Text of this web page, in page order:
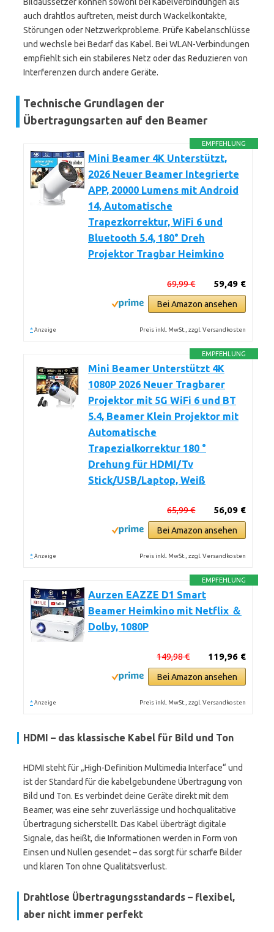
auch drahtlos auftreten, meist durch Wackelkontakte,
Störungen oder Netzwerkprobleme. Prüfe Kabelanschlüsse
und wechsle bei Bedarf das Kabel. Bei WLAN-Verbindungen
empfiehlt sich ein stabileres Netz oder das Reduzieren von
Interferenzen durch andere Geräte.
Technische Grundlagen der
Übertragungsarten auf den Beamer
EMPFEHLUNG
Mini Beamer 4K Unterstützt,
2026 Neuer Beamer Integrierte
APP, 20000 Lumens mit Android
14, Automatische
Trapezkorrektur, WiFi 6 und
Bluetooth 5.4, 180° Dreh
Projektor Tragbar Heimkino
59,49 €
69,99 €
Bei Amazon ansehen
* Anzeige Preis inkl. MwSt., zzgl. Versandkosten
EMPFEHLUNG
Mini Beamer Unterstützt 4K
1080P 2026 Neuer Tragbarer
Projektor mit 5G WiFi 6 und BT
5.4, Beamer Klein Projektor mit
Automatische
Trapezialkorrektur 180 °
Drehung für HDMI/Tv
Stick/USB/Laptop, Weiß
56,09 €
65,99 €
Bei Amazon ansehen
* Anzeige Preis inkl. MwSt., zzgl. Versandkosten
EMPFEHLUNG
Aurzen EAZZE D1 Smart
Beamer Heimkino mit Netflix ＆
Dolby, 1080P
119,96 €
149,98 €
Bei Amazon ansehen
* Anzeige Preis inkl. MwSt., zzgl. Versandkosten
HDMI – das klassische Kabel für Bild und Ton
HDMI steht für „High-Definition Multimedia Interface“ und
ist der Standard für die kabelgebundene Übertragung von
Bild und Ton. Es verbindet deine Geräte direkt mit dem
Beamer, was eine sehr zuverlässige und hochqualitative
Übertragung sicherstellt. Das Kabel überträgt digitale
Signale, das heißt, die Informationen werden in Form von
Einsen und Nullen gesendet – das sorgt für scharfe Bilder
und klaren Ton ohne Qualitätsverlust.
Drahtlose Übertragungsstandards – flexibel,
aber nicht immer perfekt